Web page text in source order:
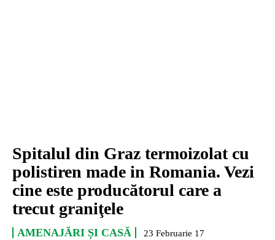
Spitalul din Graz termoizolat cu
polistiren made in Romania. Vezi
cine este producătorul care a
trecut graniţele
AMENAJĂRI ȘI CASĂ 23 Februarie 17